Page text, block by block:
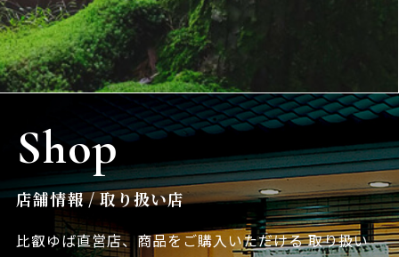
Shop
店舗情報 / 取り扱い店
比叡ゆば直営店、商品をご購入いただける取り扱い